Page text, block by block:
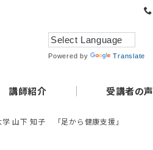
Powered by Translate
講師紹介 受講者の声
山下 知子 「足から健康支援」